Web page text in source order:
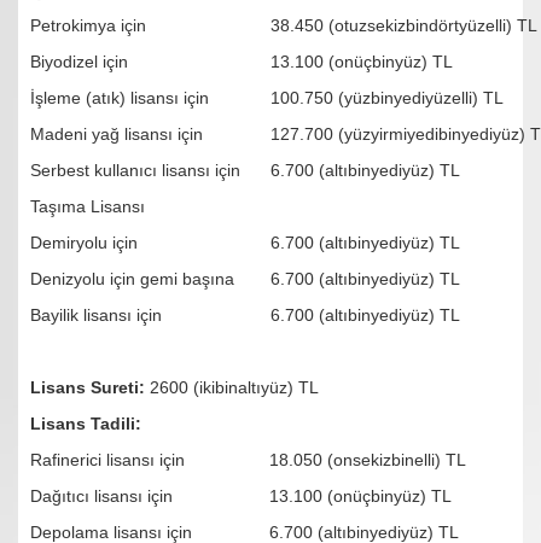
Petrokimya için
38.450 (otuzsekizbindörtyüzelli) TL
Biyodizel için
13.100 (onüçbinyüz) TL
İşleme (atık) lisansı için
100.750 (yüzbinyediyüzelli) TL
Madeni yağ lisansı için
127.700 (yüzyirmiyedibinyediyüz)
Serbest kullanıcı lisansı için
6.700 (altıbinyediyüz) TL
Taşıma Lisansı
Demiryolu için
6.700 (altıbinyediyüz) TL
Denizyolu için gemi başına
6.700 (altıbinyediyüz) TL
Bayilik lisansı için
6.700 (altıbinyediyüz) TL
Lisans Sureti: 2600 (ikibinaltıyüz) TL
Lisans Tadili:
Rafinerici lisansı için
18.050 (onsekizbinelli) TL
Dağıtıcı lisansı için
13.100 (onüçbinyüz) TL
Depolama lisansı için
6.700 (altıbinyediyüz) TL